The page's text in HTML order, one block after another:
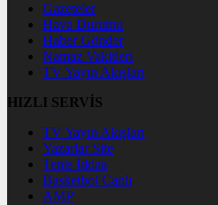
Gazeteler
Hava Durumu
Haber Gönder
Namaz Vakitleri
TV Yayın Akışları
HIZLI SERVİS
TV Yayın Akışları
Yazarlar Site
Tenis İddaa
Basketbol Canlı
AMP